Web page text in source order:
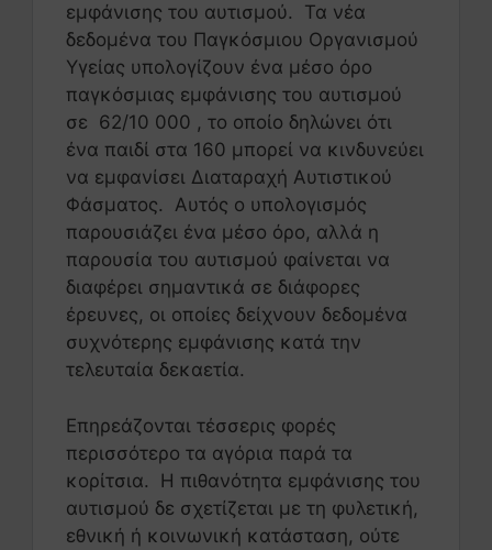
εμφάνισης του αυτισμού. Τα νέα
δεδομένα του Παγκόσμιου Οργανισμού
Υγείας υπολογίζουν ένα μέσο όρο
παγκόσμιας εμφάνισης του αυτισμού
σε 62/10 000 , το οποίο δηλώνει ότι
ένα παιδί στα 160 μπορεί να κινδυνεύει
να εμφανίσει Διαταραχή Αυτιστικού
Φάσματος. Αυτός ο υπολογισμός
παρουσιάζει ένα μέσο όρο, αλλά η
παρουσία του αυτισμού φαίνεται να
διαφέρει σημαντικά σε διάφορες
έρευνες, οι οποίες δείχνουν δεδομένα
συχνότερης εμφάνισης κατά την
τελευταία δεκαετία.
Επηρεάζονται τέσσερις φορές
περισσότερο τα αγόρια παρά τα
κορίτσια. Η πιθανότητα εμφάνισης του
αυτισμού δε σχετίζεται με τη φυλετική,
εθνική ή κοινωνική κατάσταση, ούτε